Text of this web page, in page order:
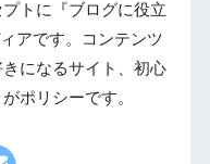
トに『ブログに役立
アです。コンテンツ
になるサイト、初心
ポリシーです。